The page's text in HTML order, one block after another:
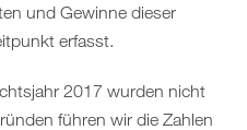
und Gewinne dieser
erfasst.
2017 wurden nicht
führen wir die Zahlen